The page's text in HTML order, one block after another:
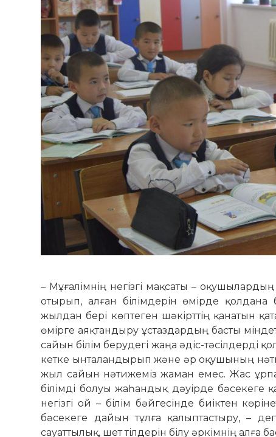
– Мұғалімнің негізгі мақсаты –
отырып, алған білімдерін өмір­де
жылдан бері көптеген шәкірттің қанатын
өмірге аяқтандыру ұстаздардың басты
сайын білім берудегі жаңа әдіс-
кетке ынталандырып және әр оқушының
жыл сайын нәтижеміз жаман емес. Жас
білімді болуы жаһан­дық дәуірде бәсекеге
негізгі ой – білім бәйгесінде биіктен
бәсекеге дайын тұлға қалыптастыру, –
сауаттылық, шет тілдерін білу әркімнің